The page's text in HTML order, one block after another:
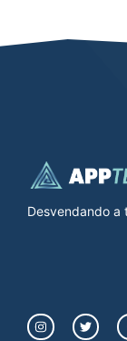
Desvendando a